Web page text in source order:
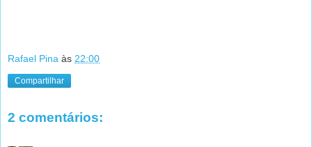
Rafael Pina às 22:00
Compartilhar
2 comentários: